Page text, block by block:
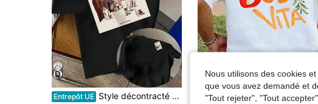
Entrepôt UE Style décontracté pour hommes - T-shirt à motif marocain - Impression tendance double face, Léger et élastique, Coupe régulière, Très adapté pour une tenue décontractée, Article essentiel.
Entrepôt UE -6% T-shirt La Dolce Vita avec motif citron italien, t-shirt décontracté pour hommes, ample et confortable, style rétro de villégiature d'Europe du Sud, t
Nous utilisons des cookies
que vous avez demandé et
"Tout rejeter", "Tout